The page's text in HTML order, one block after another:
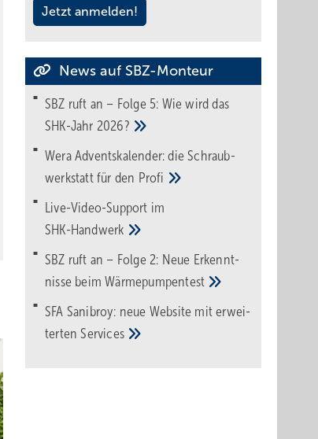
Jetzt anmelden!
News auf SBZ-Monteur
SBZ ruft an – Folge 5: Wie wird das
SHK-Jahr 2026?
Wera Adventskalender: die Schraub­
werk­statt für den Pro­fi
Live-Video-Support im
SHK-Handwerk
SBZ ruft an – Folge 2: Neue Erkennt­
nisse beimWärme­pumpen­test
SFA Sanibroy: neue Web­site mit erwei­
tertenServices